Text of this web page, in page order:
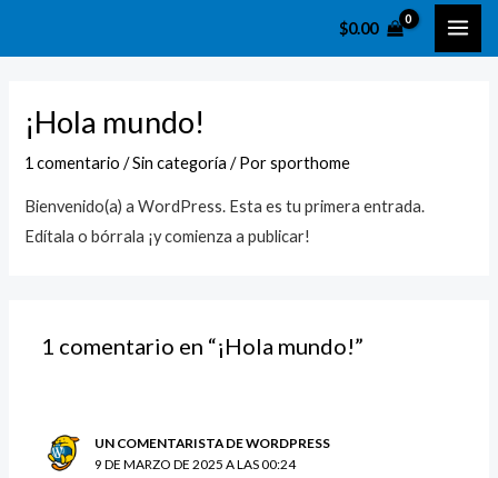
$0.00
¡Hola mundo!
1 comentario /Sin categoría / Porsporthome
Bienvenido(a) a WordPress. Esta es tu primera entrada.
Edítala o bórrala ¡y comienza a publicar!
1 comentario en “¡Hola mundo!”
UN COMENTARISTA DE WORDPRESS
9 DE MARZO DE 2025 A LAS 00:24